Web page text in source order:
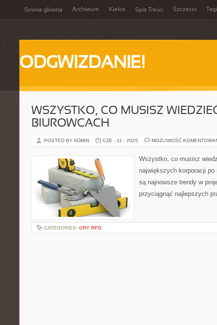
Strona główna Archiwum Kielce Spis Treści Szczecin Tagi
ODGWIZDANIE!
WSZYSTKO, CO MUSISZ
BIUROWCACH
POSTED BY ADMIN CZE - 11 - 2025 MOŻLIWOŚĆ
Wszystko, co musisz
największych korporacji
są najnowsze trendy w
przyciągnąć najlepszych
CATEGORIES: GRY RPG